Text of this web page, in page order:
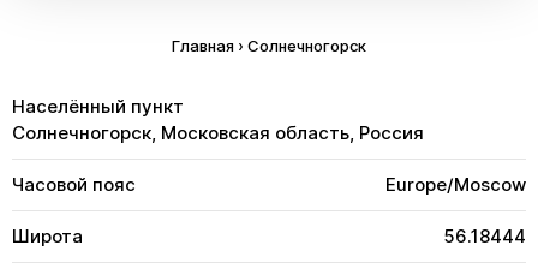
Главная › Солнечногорск
Населённый пункт
Солнечногорск, Московская область, Россия
Часовой пояс Europe/Moscow
Широта 56.18444